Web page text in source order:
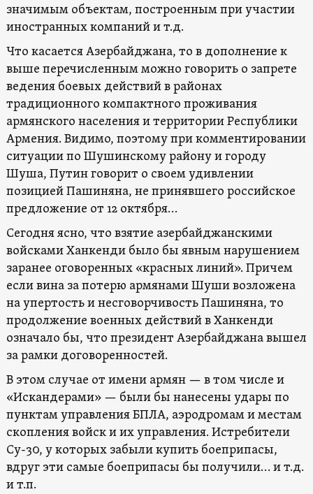
значимым объектам, построенным при участии
иностранных компаний и т.д.
Что касается Азербайджана, то в дополнение к
выше перечисленным можно говорить о запрете
ведения боевых действий в районах
традиционного компактного проживания
армянского населения и территории Республики
Армения. Видимо, поэтому при комментировании
ситуации по Шушинскому району и городу
Шуша, Путин говорит о своем удивлении
позицией Пашиняна, не принявшего российское
предложение от 12 октября…
Сегодня ясно, что взятие азербайджанскими
войсками Ханкенди было бы явным нарушением
заранее оговоренных «красных линий». Причем
если вина за потерю армянами Шуши возложена
на упертость и несговорчивость Пашиняна, то
продолжение военных действий в Ханкенди
означало бы, что президент Азербайджана вышел
за рамки договоренностей.
В этом случае от имени армян — в том числе и
«Искандерами» — были бы нанесены удары по
пунктам управления БПЛА, аэродромам и местам
скопления войск и их управления. Истребители
Су-30, у которых забыли купить боеприпасы,
вдруг эти самые боеприпасы бы получили… и т.д.
и т.п.